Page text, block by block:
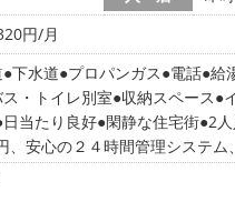
円/月
下水道 プロパンガス 電話 給
・トイレ別室 収納スペース
日当たり良好 閑静な住宅街 2
、安心の２４時間管理システム